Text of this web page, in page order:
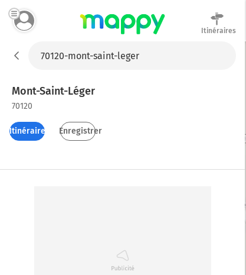
Itinéraires
Mont-Saint-Léger
70120
Itinéraires Enregistrer